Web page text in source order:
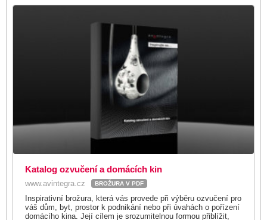
Katalog ozvučení a domácích kin
www.avintegra.cz BROŽURA V PDF
Inspirativní brožura, která vás provede při výběru ozvučení pro
váš dům, byt, prostor k podnikání nebo při úvahách o pořízení
domácího kina. Její cílem je srozumitelnou formou přiblížit,